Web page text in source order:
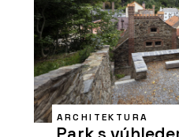
ARCHITEKTURA